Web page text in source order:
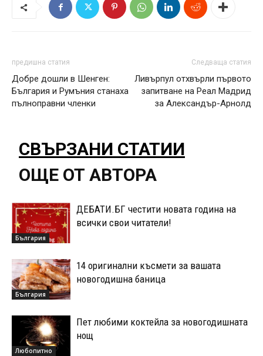
предишна статия
Добре дошли в Шенген:
България и Румъния станаха
пълноправни членки
Следваща статия
Ливърпул отхвърли първото
запитване на Реал Мадрид
за Александър-Арнолд
СВЪРЗАНИ СТАТИИ
ОЩЕ ОТ АВТОРА
България
ДЕБАТИ.БГ честити новата година на
всички свои читатели!
България
14 оригинални късмети за вашата
новогодишна баница
Любопитно
Пет любими коктейла за новогодишната
нощ